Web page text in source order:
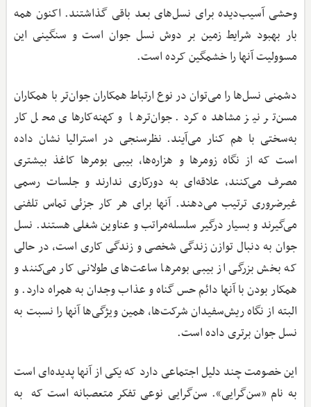
وحشی آسیب‌دیده برای نسل‌های بعد باقی گذاشتند. اکنون همه
بار بهبود شرایط زمین بر دوش نسل جوان است و سنگینی این
مسوولیت آنها را خشمگین کرده است.
دشمنی نسل‌ها را می‌توان در نوع ارتباط همکاران جوان‌تر با همکاران
مسن‌تر نیز مشاهده کرد. جوان‌ترها و کهنه‌کارهای محل کار
به‌سختی با هم کنار می‌آیند. نظرسنجی در استرالیا نشان داده
است که از نگاه زومرها و هزاره‌ها، بیبی بومرها کاغذ بیشتری
مصرف می‌کنند، علاقه‌ای به دورکاری ندارند و جلسات رسمی
غیرضروری ترتیب می‌دهند. آنها برای هر کار جزئی تماس تلفنی
می‌گیرند و بسیار درگیر سلسله‌مراتب و عناوین شغلی هستند. نسل
جوان به دنبال توازن زندگی شخصی و زندگی کاری است، در حالی
که بخش بزرگی از بیبی بومرها ساعت‌های طولانی کار می‌کنند و
همکار بودن با آنها دائم حس گناه و عذاب وجدان به همراه دارد. و
البته از نگاه ریش‌سفیدان شرکت‌ها، همین ویژگی‌ها آنها را نسبت به
نسل جوان برتری داده است.
این خصومت چند دلیل اجتماعی دارد که یکی از آنها پدیده‌ای است
به نام «سن‌گرایی». سن‌گرایی نوعی تفکر متعصبانه است که به